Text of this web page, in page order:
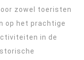
zowel toeristen
op het prachtige
in de